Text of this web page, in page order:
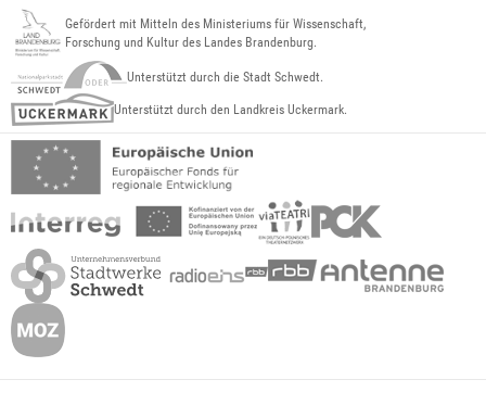
Gefördert mit Mitteln des Ministeriums für Wissenschaft,
Forschung und Kultur des Landes Brandenburg.
Unterstützt durch die Stadt Schwedt.
Unterstützt durch den Landkreis Uckermark.